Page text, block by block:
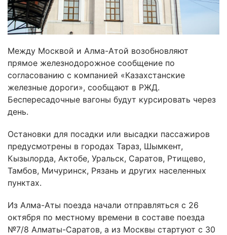
Между Москвой и Алма-Атой возобновляют
прямое железнодорожное сообщение по
согласованию с компанией «Казахстанские
железные дороги», сообщают в РЖД.
Беспересадочные вагоны будут курсировать через
день.
Остановки для посадки или высадки пассажиров
предусмотрены в городах Тараз, Шымкент,
Кызылорда, Актобе, Уральск, Саратов, Ртищево,
Тамбов, Мичуринск, Рязань и других населенных
пунктах.
Из Алма-Аты поезда начали отправляться с 26
октября по местному времени в составе поезда
№7/8 Алматы-Саратов, а из Москвы стартуют с 30